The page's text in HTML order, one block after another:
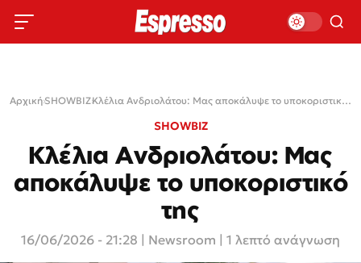
Αρχική›SHOWBIZ› Κλέλια Ανδριολάτου: Μας αποκάλυψε το υποκοριστικό της
SHOWBIZ
Κλέλια Ανδριολάτου: Μας
αποκάλυψε το υποκοριστικό
της
16/06/2026 - 21:28 Newsroom | 1 λεπτό ανάγνωση